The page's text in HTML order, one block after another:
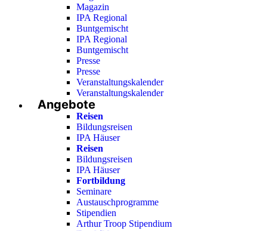
Magazin
IPA Regional
Buntgemischt
IPA Regional
Buntgemischt
Presse
Presse
Veranstaltungskalender
Veranstaltungskalender
Angebote
Reisen
Bildungsreisen
IPA Häuser
Reisen
Bildungsreisen
IPA Häuser
Fortbildung
Seminare
Austauschprogramme
Stipendien
Arthur Troop Stipendium